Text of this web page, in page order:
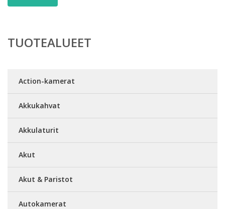
TUOTEALUEET
Action-kamerat
Akkukahvat
Akkulaturit
Akut
Akut & Paristot
Autokamerat